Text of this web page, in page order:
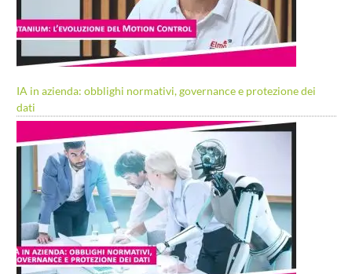
IA in azienda: obblighi normativi, governance e protezione dei
dati